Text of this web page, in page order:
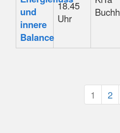
und
innere
Balance
18.45
Uhr
Seiten
blättern
1 2